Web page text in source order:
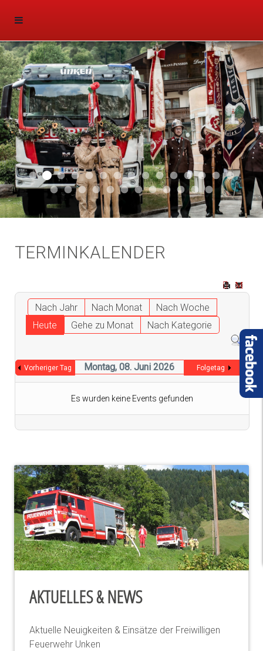
Aktuell 046
Aktuell 047
Start 011Aktuell 044
Aktuell 043
Aktuell 041
Aktuell 042
Aktuell 035
Aktuell 031
Aktuell 032
Aktuell 033
Aktuell 029
Aktuell 027
Aktuell 026
Start
Aktuell 024
Aktuell 019
Auto 010Start 010Start 002
Auto 002
Auto 009Auto 006Start 008
Start 005Start 003
Start 006
TERMINKALENDER
Nach Jahr Nach Monat
Nach Woche
Heute
Gehe zu Monat Nach Kategorie
Vorheriger Tag Montag, 08. Juni 2026 Folgetag
Es wurden keine Events gefunden
AKTUELLES & NEWS
Aktuelle Neuigkeiten & Einsätze der Freiwilligen
Feuerwehr Unken